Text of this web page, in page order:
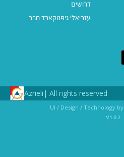
דרושים
עזריאלי גיפטקארד חבר‎
All rights reserved |
Azrieli
UI / Design / Technology by
v1.0.2